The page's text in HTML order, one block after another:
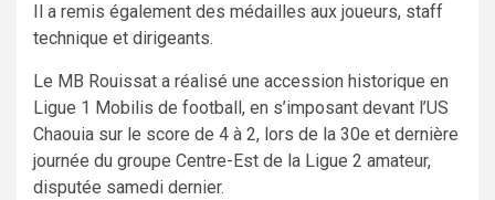
Il a remis également des médailles aux joueurs, staff
technique et dirigeants.
Le MB Rouissat a réalisé une accession historique en
Ligue 1 Mobilis de football, en s’imposant devant l’US
Chaouia sur le score de 4 à 2, lors de la 30e et dernière
journée du groupe Centre-Est de la Ligue 2 amateur,
disputée samedi dernier.